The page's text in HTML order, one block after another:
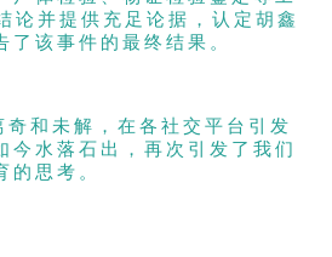
论并提供充足论据，认定胡鑫
了该事件的最终结果。
奇和未解，在各社交平台引发
今水落石出，再次引发了我们
的思考。